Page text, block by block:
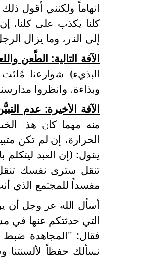
اتهاماً ولكنني أقول
كلنا يكذب على كلنا،
إلى النار، وما يزال
الآفة التالية: الطَّعن
البذيء) شوارعنا
وبذاءة، وانظروا
الآفة الأخيرة: عدم
منه مهما كان هذا
الحرارة، إن لم تكن
يقول: (إن العبد
تنقل سترى نفسك تنقل
مفسداً للمجتمع الذي
أسأل الله عز وجل أن
التي حدثتكم عنها في
فقال: "المجاهدة ضبط
نسألك حفظاً لألسنتنا